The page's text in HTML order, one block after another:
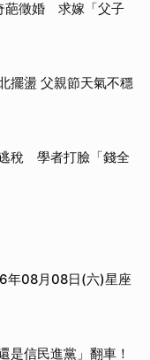
葩徵婚 求嫁「父子
擺盪 父親節天氣不穩
稅 學者打臉「錢全
年08月08日(六)星座
是信民進黨」翻車！